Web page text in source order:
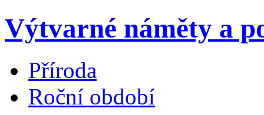
Výtvarné náměty a
Příroda
Roční období